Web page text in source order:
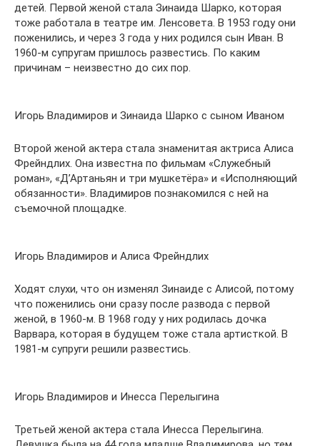
детей. Первой женой стала Зинаида Шарко, которая
тоже работала в театре им. Ленсовета. В 1953 году они
поженились, и через 3 года у них родился сын Иван. В
1960-м супругам пришлось развестись. По каким
причинам – неизвестно до сих пор.
Игорь Владимиров и Зинаида Шарко с сыном Иваном
Второй женой актера стала знаменитая актриса Алиса
Фрейндлих. Она известна по фильмам «Служебный
роман», «Д’Артаньян и три мушкетёра» и «Исполняющий
обязанности». Владимиров познакомился с ней на
съемочной площадке.
Игорь Владимиров и Алиса Фрейндлих
Ходят слухи, что он изменял Зинаиде с Алисой, потому
что поженились они сразу после развода с первой
женой, в 1960-м. В 1968 году у них родилась дочка
Варвара, которая в будущем тоже стала артисткой. В
1981-м супруги решили развестись.
Игорь Владимиров и Инесса Перелыгина
Третьей женой актера стала Инесса Перелыгина.